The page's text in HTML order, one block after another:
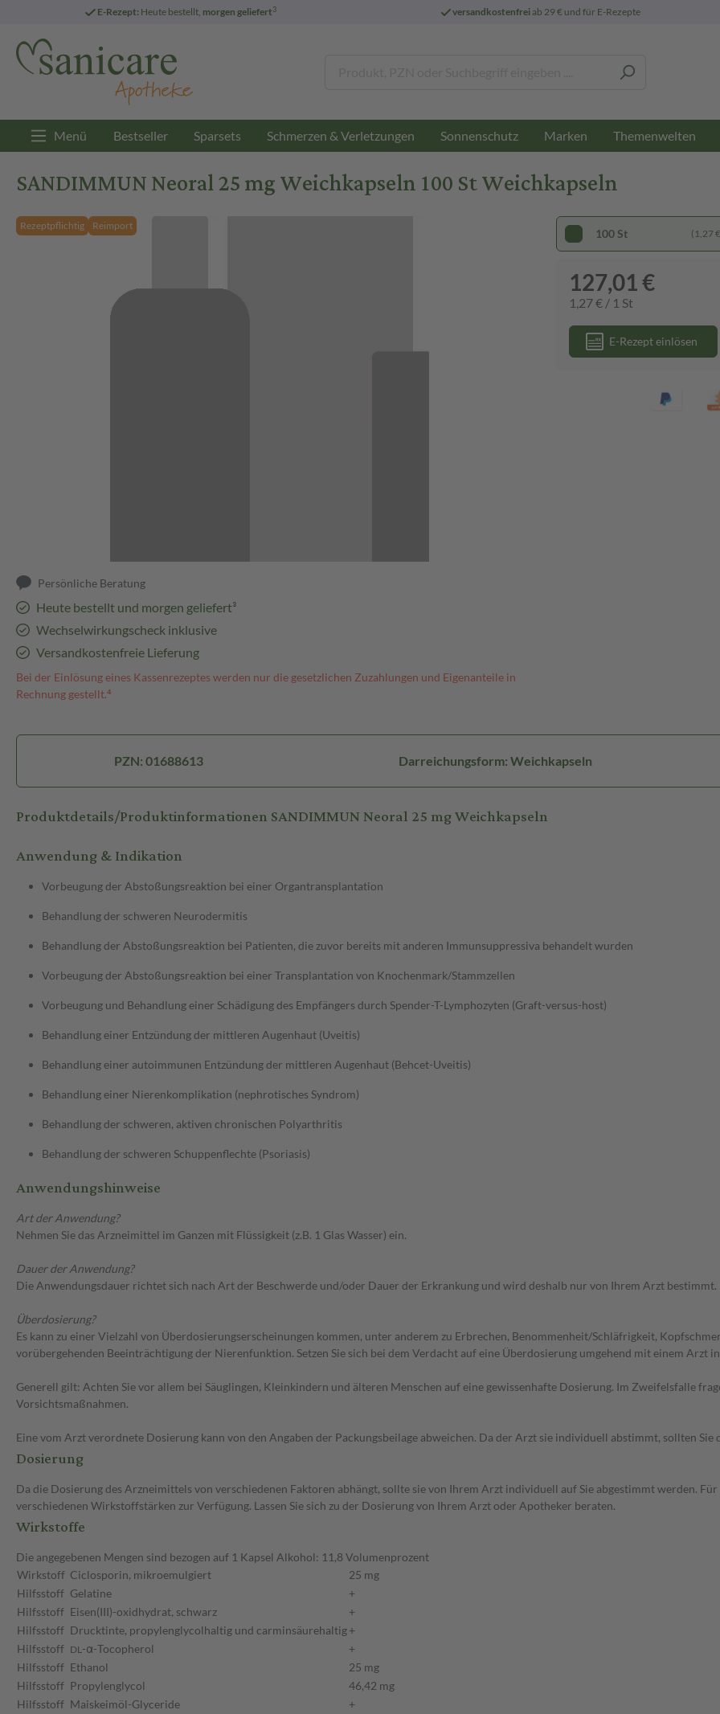
E-Rezept: Heute bestellt, morgen geliefert3 versandkostenfreiab 29 € und für E-Rezepte
Menü Bestseller Sparsets Schmerzen & Verletzungen Sonnenschutz Marken Themenwelten
SANDIMMUN Neoral 25 mg Weichkapseln 100 St Weichkapseln
Rezeptpflichtig Reimport
Persönliche Beratung
Heute bestellt und morgen geliefert³
Wechselwirkungscheck inklusive
Versandkostenfreie Lieferung
Bei der Einlösung eines Kassenrezeptes werden nur die gesetzlichen Zuzahlungen und Eigenanteile in
Rechnung gestellt.⁴
100 St (1,27
127,01 €
1,27 € / 1 St
E-Rezept einlösen
PZN: 01688613 Darreichungsform: Weichkapseln
Produktdetails/Produktinformationen SANDIMMUN Neoral 25 mg Weichkapseln
Anwendung & Indikation
Vorbeugung der Abstoßungsreaktion bei einer Organtransplantation
Behandlung der schweren Neurodermitis
Behandlung der Abstoßungsreaktion bei Patienten, die zuvor bereits mit anderen Immunsuppressiva behandelt wurden
Vorbeugung der Abstoßungsreaktion bei einer Transplantation von Knochenmark/Stammzellen
Vorbeugung und Behandlung einer Schädigung des Empfängers durch Spender-T-Lymphozyten (Graft-versus-host)
Behandlung einer Entzündung der mittleren Augenhaut (Uveitis)
Behandlung einer autoimmunen Entzündung der mittleren Augenhaut (Behcet-Uveitis)
Behandlung einer Nierenkomplikation (nephrotisches Syndrom)
Behandlung der schweren, aktiven chronischen Polyarthritis
Behandlung der schweren Schuppenflechte (Psoriasis)
Anwendungshinweise
Art der Anwendung?
Nehmen Sie das Arzneimittel im Ganzen mit Flüssigkeit (z.B. 1 Glas Wasser) ein.
Dauer der Anwendung?
Die Anwendungsdauer richtet sich nach Art der Beschwerde und/oder Dauer der Erkrankung und wird deshalb nur von Ihrem Arzt bestimmt.
Überdosierung?
Es kann zu einer Vielzahl von Überdosierungserscheinungen kommen, unter anderem zu Erbrechen, Benommenheit/Schläfrigkeit,
vorübergehenden Beeinträchtigung der Nierenfunktion. Setzen Sie sich bei dem Verdacht auf eine Überdosierung umgehend mit einem Arzt
Generell gilt: Achten Sie vor allem bei Säuglingen, Kleinkindern und älteren Menschen auf eine gewissenhafte Dosierung. Im Zweifelsfalle
Vorsichtsmaßnahmen.
Eine vom Arzt verordnete Dosierung kann von den Angaben der Packungsbeilage abweichen. Da der Arzt sie individuell abstimmt, sollten
Dosierung
Da die Dosierung des Arzneimittels von verschiedenen Faktoren abhängt, sollte sie von Ihrem Arzt individuell auf Sie abgestimmt werden.
verschiedenen Wirkstoffstärken zur Verfügung. Lassen Sie sich zu der Dosierung von Ihrem Arzt oder Apotheker beraten.
Wirkstoffe
Die angegebenen Mengen sind bezogen auf 1 Kapsel Alkohol: 11,8 Volumenprozent
Wirkstoff Ciclosporin, mikroemulgiert
25 mg
Hilfsstoff Gelatine
+
Hilfsstoff Eisen(III)-oxidhydrat, schwarz
+
Hilfsstoff Drucktinte, propylenglycolhaltig und carminsäurehaltig+
Hilfsstoff DL-α-Tocopherol
+
Hilfsstoff Ethanol
25 mg
Hilfsstoff Propylenglycol
46,42 mg
Hilfsstoff Maiskeimöl-Glyceride
+